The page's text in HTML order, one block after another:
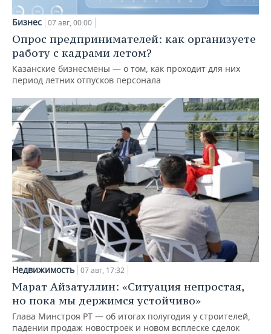
Бизнес 07 авг, 00:00
Опрос предпринимателей: как организуете
работу с кадрами летом?
Казанские бизнесмены — о том, как проходит для них
период летних отпусков персонала
Недвижимость 07 авг, 17:32
Марат Айзатуллин: «Ситуация непростая,
но пока мы держимся устойчиво»
Глава Минстроя РТ — об итогах полугодия у строителей,
падении продаж новостроек и новом всплеске сделок